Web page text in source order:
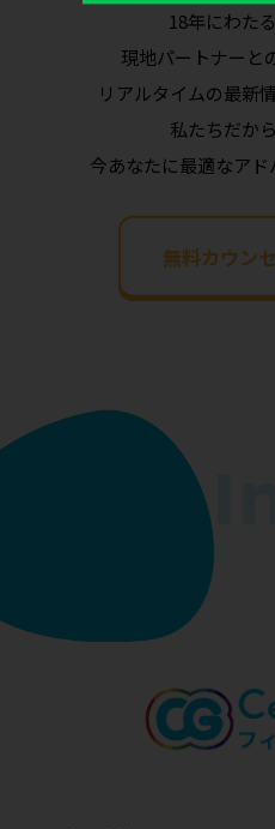
18年にわた
現地パートナーと
リアルタイムの最新
私たちだか
今あなたに最適なアド
無料カウン